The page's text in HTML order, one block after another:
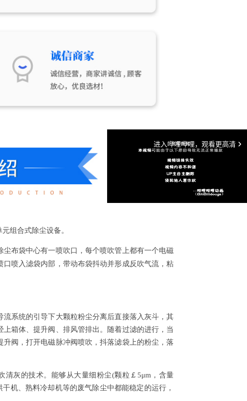
组合式除尘设备。
布袋中心有一喷吹口，每个喷吹管上都有一个电磁
喷入滤袋内部，带动布袋抖动并形成反吹气流，粘
系统的引导下大颗粒粉尘分离后直接落入灰斗，其
箱体、提升阀、排风管排出。随着过滤的进行，当
阀，打开电磁脉冲阀喷吹，抖落滤袋上的粉尘，落
清灰的技术。能够从大量细粉尘(颗粒￡5μm，含量
机、熟料冷却机等的废气除尘中都能稳定的运行，